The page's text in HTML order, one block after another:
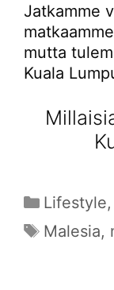
Jatkamme
mutta
Kuala
Lifestyle,
Malesia,